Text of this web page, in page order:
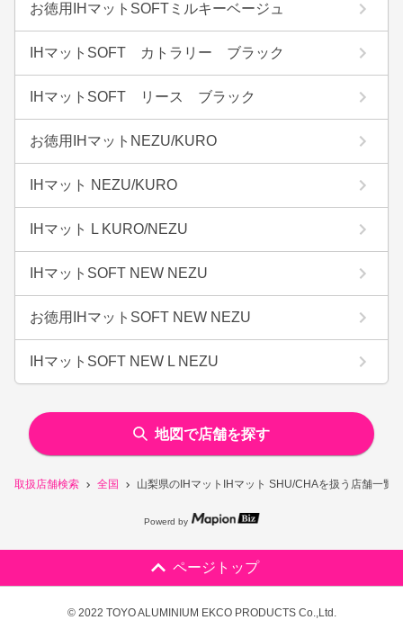
取扱店舗検索 全国 山梨県のIHマットIHマット SHU/CHAを扱う店舗一覧
お徳用IHマットSOFTミルキーベージュ
IHマットSOFT カトラリー ブラック
IHマットSOFT リース ブラック
お徳用IHマットNEZU/KURO
IHマット NEZU/KURO
IHマット L KURO/NEZU
IHマットSOFT NEW NEZU
お徳用IHマットSOFT NEW NEZU
IHマットSOFT NEW L NEZU
地図で店舗を探す
Powerd by
ページトップ
© 2022 TOYO ALUMINIUM EKCO PRODUCTS Co.,Ltd.